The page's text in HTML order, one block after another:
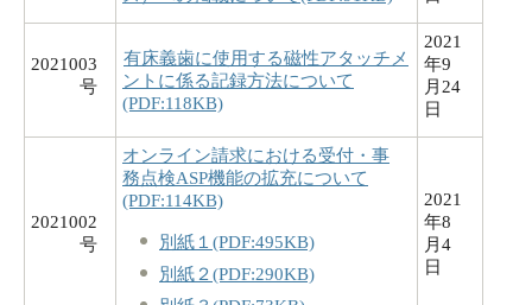
2021003
号
有床義歯に使用する磁性アタッチメ
ントに係る記録方法について
(PDF:118KB)
2021
年9
月24
日
2021002
号
オンライン請求における受付・事
務点検ASP機能の拡充について
(PDF:114KB)
別紙１(PDF:495KB)
別紙２(PDF:290KB)
2021
年8
月4
日